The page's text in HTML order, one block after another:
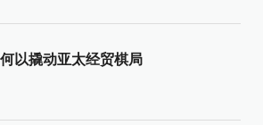
以撬动亚太经贸棋局